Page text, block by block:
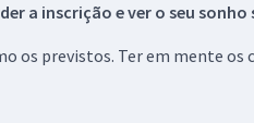
a inscrição e ver o seu
os previstos. Ter em mente os